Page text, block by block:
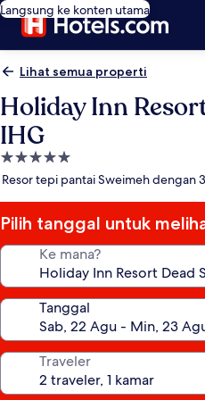
Langsung ke konten utama
Lihat semua properti
Holiday Inn
IHG
Properti
bintang
Resor tepi pantai Sweimeh dengan
Pilih tanggal untuk
Ke mana?
Tanggal
Traveler